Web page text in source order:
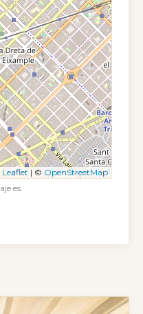
Leaflet | © OpenStreetMap
es.